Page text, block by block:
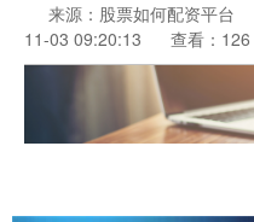
来源：股票如何配资平台
11-03 09:20:13
查看：126